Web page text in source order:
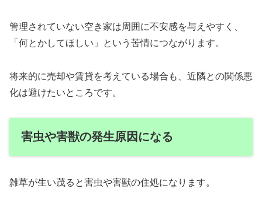
管理されていない空き家は周囲に不安感を与えやすく、
「何とかしてほしい」という苦情につながります。
将来的に売却や賃貸を考えている場合も、近隣との関係悪
化は避けたいところです。
害虫や害獣の発生原因になる
雑草が生い茂ると害虫や害獣の住処になります。